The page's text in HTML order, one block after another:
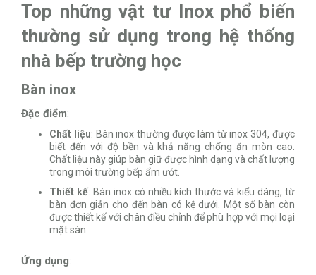
Top những vật tư Inox phổ biến
thường sử dụng trong hệ thống
nhà bếp trường học
Bàn inox
Đặc điểm:
Chất liệu: Bàn inox thường được làm từ inox 304, được
biết đến với độ bền và khả năng chống ăn mòn cao.
Chất liệu này giúp bàn giữ được hình dạng và chất lượng
trong môi trường bếp ẩm ướt.
Thiết kế: Bàn inox có nhiều kích thước và kiểu dáng, từ
bàn đơn giản cho đến bàn có kệ dưới. Một số bàn còn
được thiết kế với chân điều chỉnh để phù hợp với mọi loại
mặt sàn.
Ứng dụng: